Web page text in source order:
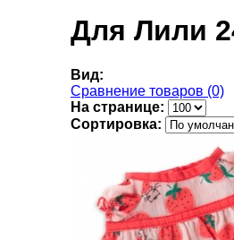
Для Лили
Вид:
Сравнение товаров (0)
На странице:
Сортировка: